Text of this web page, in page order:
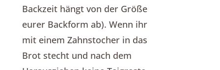
Backzeit hängt von der Größe
eurer Backform ab). Wenn ihr
mit einem Zahnstocher in das
Brot stecht und nach dem